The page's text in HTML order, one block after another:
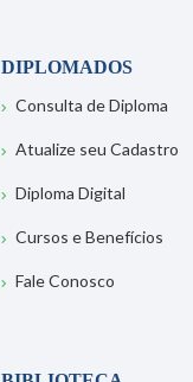
DIPLOMADOS
Consulta de Diploma
Atualize seu Cadastro
Diploma Digital
Cursos e Benefícios
Fale Conosco